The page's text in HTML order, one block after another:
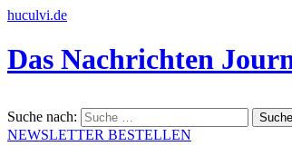
huculvi.de
Das Nachrichten
Suche nach:
NEWSLETTER BESTELLEN